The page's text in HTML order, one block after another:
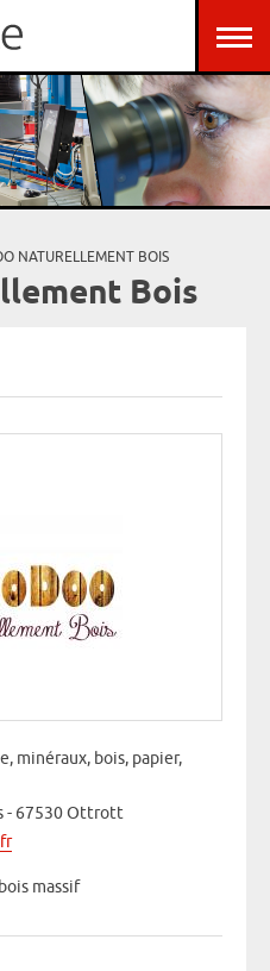
NATURELLEMENT BOIS
Bois
minéraux, bois, papier,
- 67530 Ottrott
massif